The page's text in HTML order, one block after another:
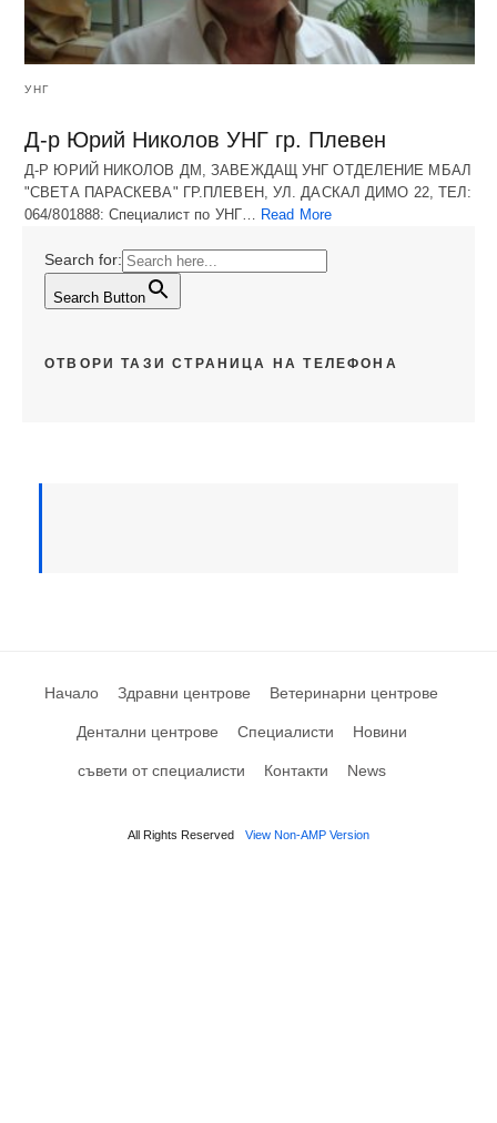
УНГ
Д-р Юрий Николов УНГ гр. Плевен
Д-Р ЮРИЙ НИКОЛОВ ДМ, ЗАВЕЖДАЩ УНГ ОТДЕЛЕНИЕ МБАЛ
"СВЕТА ПАРАСКЕВА" ГР.ПЛЕВЕН, УЛ. ДАСКАЛ ДИМО 22, ТЕЛ:
064/801888: Специалист по УНГ… Read More
Search for:
Search Button
ОТВОРИ ТАЗИ СТРАНИЦА НА ТЕЛЕФОНА
Начало Здравни центрове Ветеринарни центрове
Дентални центрове Специалисти Новини
съвети от специалисти Контакти News
All Rights Reserved View Non-AMP Version